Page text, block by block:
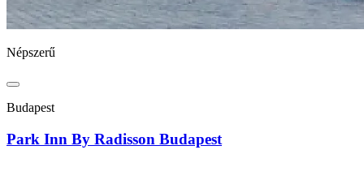
Népszerű
Budapest
Park Inn By Radisson Budapest